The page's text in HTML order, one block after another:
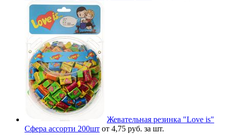
Жевательная резинка "Love is"
Сфера ассорти 200шт от 4,75 руб. за шт.